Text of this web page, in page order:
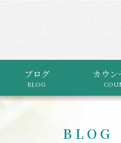
ブログ
BLOG
カウン
BLOG